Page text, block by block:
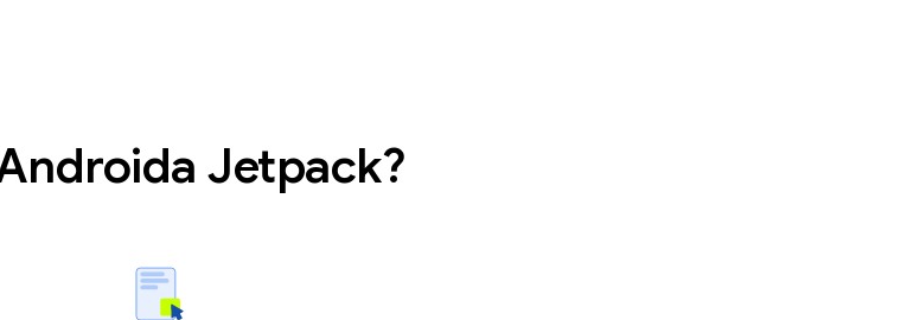
Jetpack?